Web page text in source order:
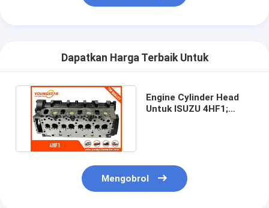
gasket kepala silinder
Pompa Kemudi Mobil
Suku Cadang Mesin Mobil
Tappet katup mesin
Dapatkan Harga Terbaik Untuk
Engine Cylinder Head
Untuk ISUZU 4HF1;
Mengobrol